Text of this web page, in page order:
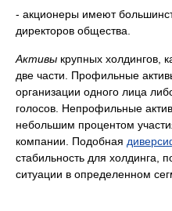
- акционеры имеют
директоров общества.
Активы крупных холдингов,
две части. Профильные
организации одного лица
голосов. Непрофильные
небольшим процентом
компании. Подобная
стабильность для холдинга,
ситуации в определенном